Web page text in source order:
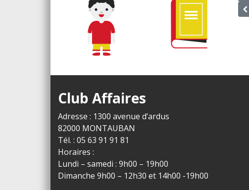
Club Affaires
Adresse : 1300 avenue d’ardus
82000 MONTAUBAN
Tél. : 05 63 91 91 81
Horaires :
Lundi – samedi : 9h00 – 19h00
Dimanche 9h00 – 12h30 et 14h00 -19h00